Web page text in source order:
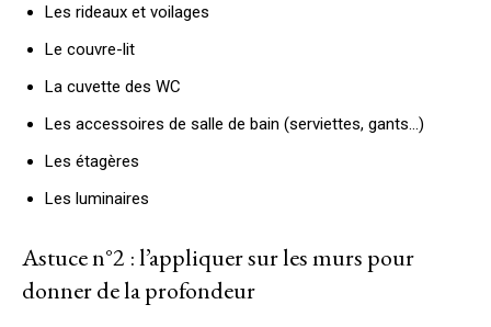
Les rideaux et voilages
Le couvre-lit
La cuvette des WC
Les accessoires de salle de bain (serviettes, gants…)
Les étagères
Les luminaires
Astuce n°2 : l’appliquer sur les murs pour
donner de la profondeur